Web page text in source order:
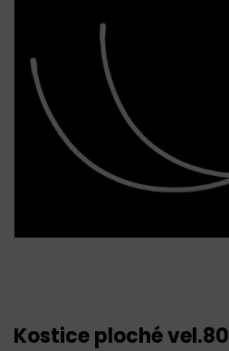
Kostice ploché vel.80